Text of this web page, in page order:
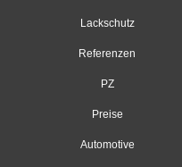
Lackschutz
Referenzen
PZ
Preise
Automotive